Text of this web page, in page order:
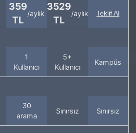
359
TL
/aylık
3529
TL
/aylık Teklif Al
1
Kullanıcı
5+
Kullanıcı
Kampüs
30
arama
Sınırsız Sınırsız